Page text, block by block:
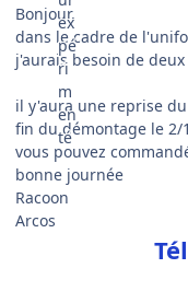
Bonjour,
dans le cadre de
j'aurais besoin de deux
il y'aura une reprise
fin du démontage le 2/
vous pouvez
bonne journée
Racoon
Arcos